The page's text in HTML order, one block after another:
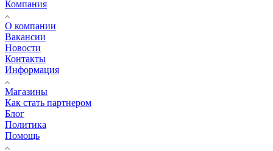
Компания
О компании
Вакансии
Новости
Контакты
Информация
Магазины
Как стать партнером
Блог
Политика
Помощь